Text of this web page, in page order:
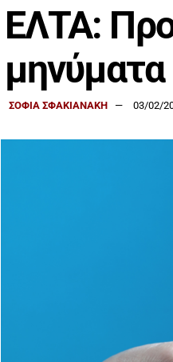
ΕΛΤΑ:
ΣΟΦΙΑ ΣΦΑΚΙΑΝΑΚΗ 03/02/